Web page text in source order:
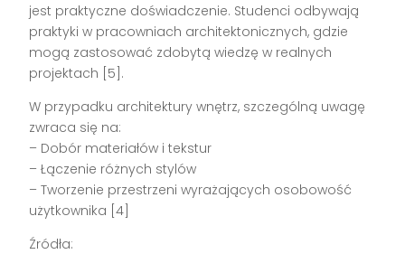
jest praktyczne doświadczenie. Studenci odbywają
praktyki w pracowniach architektonicznych, gdzie
mogą zastosować zdobytą wiedzę w realnych
projektach [5].
W przypadku architektury wnętrz, szczególną uwagę
zwraca się na:
– Dobór materiałów i tekstur
– Łączenie różnych stylów
– Tworzenie przestrzeni wyrażających osobowość
użytkownika [4]
Źródła: